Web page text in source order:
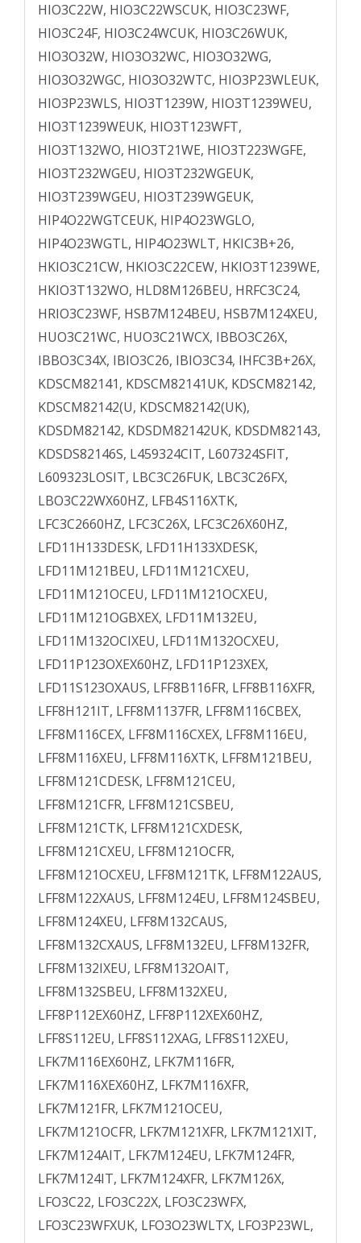
HIO3C22W, HIO3C22WSCUK, HIO3C23WF,
HIO3C24F, HIO3C24WCUK, HIO3C26WUK,
HIO3O32W, HIO3O32WC, HIO3O32WG,
HIO3O32WGC, HIO3O32WTC, HIO3P23WLEUK,
HIO3P23WLS, HIO3T1239W, HIO3T1239WEU,
HIO3T1239WEUK, HIO3T123WFT,
HIO3T132WO, HIO3T21WE, HIO3T223WGFE,
HIO3T232WGEU, HIO3T232WGEUK,
HIO3T239WGEU, HIO3T239WGEUK,
HIP4O22WGTCEUK, HIP4O23WGLO,
HIP4O23WGTL, HIP4O23WLT, HKIC3B+26,
HKIO3C21CW, HKIO3C22CEW, HKIO3T1239WE,
HKIO3T132WO, HLD8M126BEU, HRFC3C24,
HRIO3C23WF, HSB7M124BEU, HSB7M124XEU,
HUO3C21WC, HUO3C21WCX, IBBO3C26X,
IBBO3C34X, IBIO3C26, IBIO3C34, IHFC3B+26X,
KDSCM82141, KDSCM82141UK, KDSCM82142,
KDSCM82142(U, KDSCM82142(UK),
KDSDM82142, KDSDM82142UK, KDSDM82143,
KDSDS82146S, L459324CIT, L607324SFIT,
L609323LOSIT, LBC3C26FUK, LBC3C26FX,
LBO3C22WX60HZ, LFB4S116XTK,
LFC3C2660HZ, LFC3C26X, LFC3C26X60HZ,
LFD11H133DESK, LFD11H133XDESK,
LFD11M121BEU, LFD11M121CXEU,
LFD11M121OCEU, LFD11M121OCXEU,
LFD11M121OGBXEX, LFD11M132EU,
LFD11M132OCIXEU, LFD11M132OCXEU,
LFD11P123OXEX60HZ, LFD11P123XEX,
LFD11S123OXAUS, LFF8B116FR, LFF8B116XFR,
LFF8H121IT, LFF8M1137FR, LFF8M116CBEX,
LFF8M116CEX, LFF8M116CXEX, LFF8M116EU,
LFF8M116XEU, LFF8M116XTK, LFF8M121BEU,
LFF8M121CDESK, LFF8M121CEU,
LFF8M121CFR, LFF8M121CSBEU,
LFF8M121CTK, LFF8M121CXDESK,
LFF8M121CXEU, LFF8M121OCFR,
LFF8M121OCXEU, LFF8M121TK, LFF8M122AUS,
LFF8M122XAUS, LFF8M124EU, LFF8M124SBEU,
LFF8M124XEU, LFF8M132CAUS,
LFF8M132CXAUS, LFF8M132EU, LFF8M132FR,
LFF8M132IXEU, LFF8M132OAIT,
LFF8M132SBEU, LFF8M132XEU,
LFF8P112EX60HZ, LFF8P112XEX60HZ,
LFF8S112EU, LFF8S112XAG, LFF8S112XEU,
LFK7M116EX60HZ, LFK7M116FR,
LFK7M116XEX60HZ, LFK7M116XFR,
LFK7M121FR, LFK7M121OCEU,
LFK7M121OCFR, LFK7M121XFR, LFK7M121XIT,
LFK7M124AIT, LFK7M124EU, LFK7M124FR,
LFK7M124IT, LFK7M124XFR, LFK7M126X,
LFO3C22, LFO3C22X, LFO3C23WFX,
LFO3C23WFXUK, LFO3O23WLTX, LFO3P23WL,